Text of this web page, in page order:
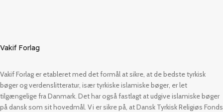
Vakif Forlag
Vakif Forlag er etableret med det formål at sikre, at de bedste tyrkisk
bøger og verdenslitteratur, især tyrkiske islamiske bøger, er let
tilgængelige fra Danmark. Det har også fastlagt at udgive islamiske bøger
på dansk som sit hovedmål. Vi er sikre på, at Dansk Tyrkisk Religiøs Fonds